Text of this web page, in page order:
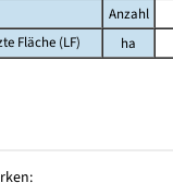
Anzahl
Fläche (LF)
ha